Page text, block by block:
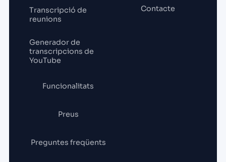
Transcripció de
reunions
Generador de
transcripcions de
YouTube
Funcionalitats
Preus
Preguntes freqüents
Contacte